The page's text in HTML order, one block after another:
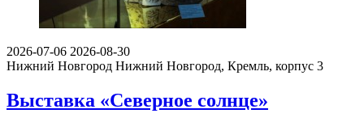
2026-07-06 2026-08-30
Нижний Новгород Нижний Новгород, Кремль, корпус 3
Выставка «Северное солнце»